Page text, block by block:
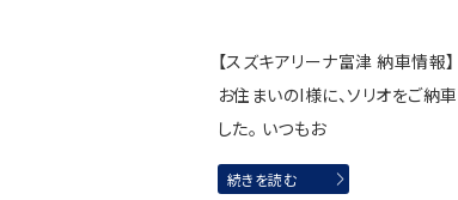
【スズキアリーナ富津 納車情報
お住まいのI様に、ソリオをご納
した。 いつもお
続きを読む